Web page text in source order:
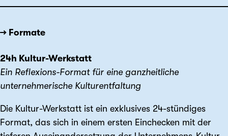
→ Formate
24h Kultur-Werkstatt
Ein Reflexions-Format für eine ganzheitliche
unternehmerische Kulturentfaltung
Die Kultur-Werkstatt ist ein exklusives 24-stündiges
Format, das sich in einem ersten Einchecken mit der